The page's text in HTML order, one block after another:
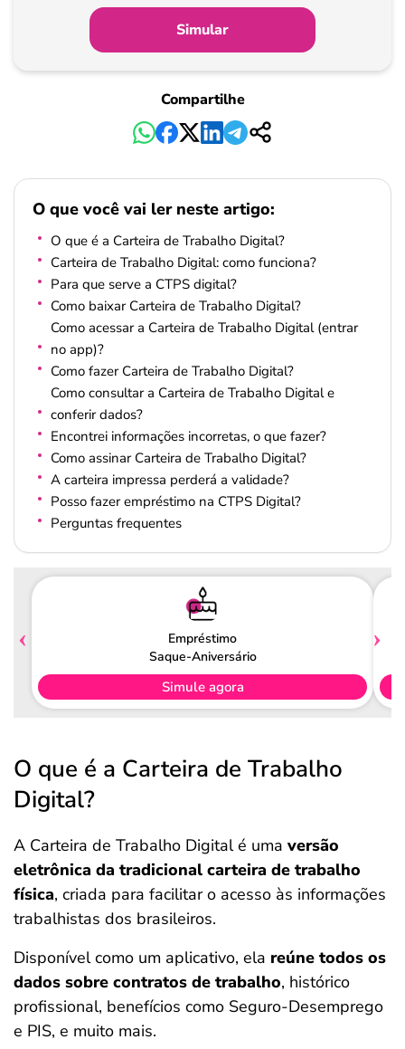
Pagamento
Simular
Compartilhe
O que você vai ler neste artigo:
O que é a Carteira de Trabalho Digital?
Carteira de Trabalho Digital: como funciona?
Para que serve a CTPS digital?
Como baixar Carteira de Trabalho Digital?
Como acessar a Carteira de Trabalho Digital (entrar
no app)?
Como fazer Carteira de Trabalho Digital?
Como consultar a Carteira de Trabalho Digital e
conferir dados?
Encontrei informações incorretas, o que fazer?
Como assinar Carteira de Trabalho Digital?
A carteira impressa perderá a validade?
Posso fazer empréstimo na CTPS Digital?
Perguntas frequentes
Empréstimo
Saque-Aniversário
Simule agora
O que é a Carteira de Trabalho
Digital?
A Carteira de Trabalho Digital é uma versão
eletrônica da tradicional carteira de trabalho
física, criada para facilitar o acesso às informações
trabalhistas dos brasileiros.
Disponível como um aplicativo, ela reúne todos os
dados sobre contratos de trabalho, histórico
profissional, benefícios como Seguro-Desemprego
e PIS, e muito mais.